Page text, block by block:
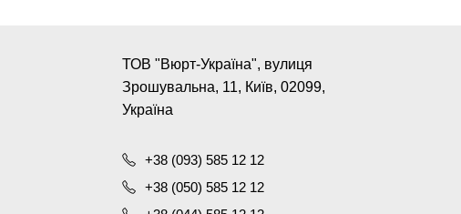
ТОВ "Вюрт-Україна", вулиця
Зрошувальна, 11, Київ, 02099,
Україна
+38 (093) 585 12 12
+38 (050) 585 12 12